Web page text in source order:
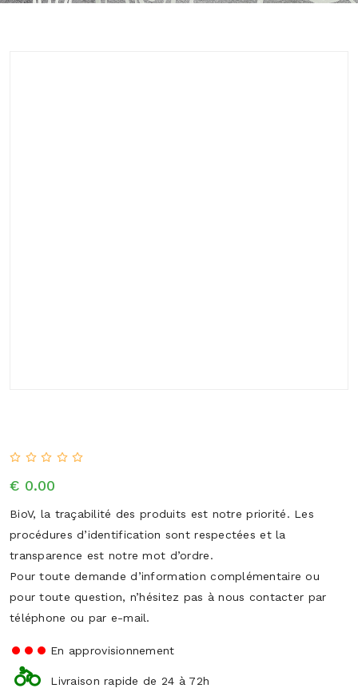
€ 0.00
BioV, la traçabilité des produits est notre priorité. Les
procédures d’identification sont respectées et la
transparence est notre mot d’ordre.
Pour toute demande d’information complémentaire ou
pour toute question, n’hésitez pas à nous contacter par
téléphone ou par e-mail.
En approvisionnement
Livraison rapide de 24 à 72h